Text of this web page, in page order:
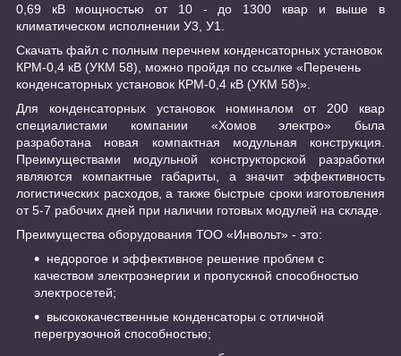
0,69 кВ мощностью от 10 - до 1300 квар и выше в
климатическом исполнении У3, У1.
Скачать файл с полным перечнем конденсаторных установок
КРМ-0,4 кВ (УКМ 58), можно пройдя по ссылке «Перечень
конденсаторных установок КРМ-0,4 кВ (УКМ 58)».
Для конденсаторных установок номиналом от 200 квар
специалистами компании «Хомов электро» была
разработана новая компактная модульная конструкция.
Преимуществами модульной конструкторской разработки
являются компактные габариты, а значит эффективность
логистических расходов, а также быстрые сроки изготовления
от 5-7 рабочих дней при наличии готовых модулей на складе.
Преимущества оборудования ТОО «Инвольт» - это:
недорогое и эффективное решение проблем с
качеством электроэнергии и пропускной способностью
электросетей;
высококачественные конденсаторы с отличной
перегрузочной способностью;